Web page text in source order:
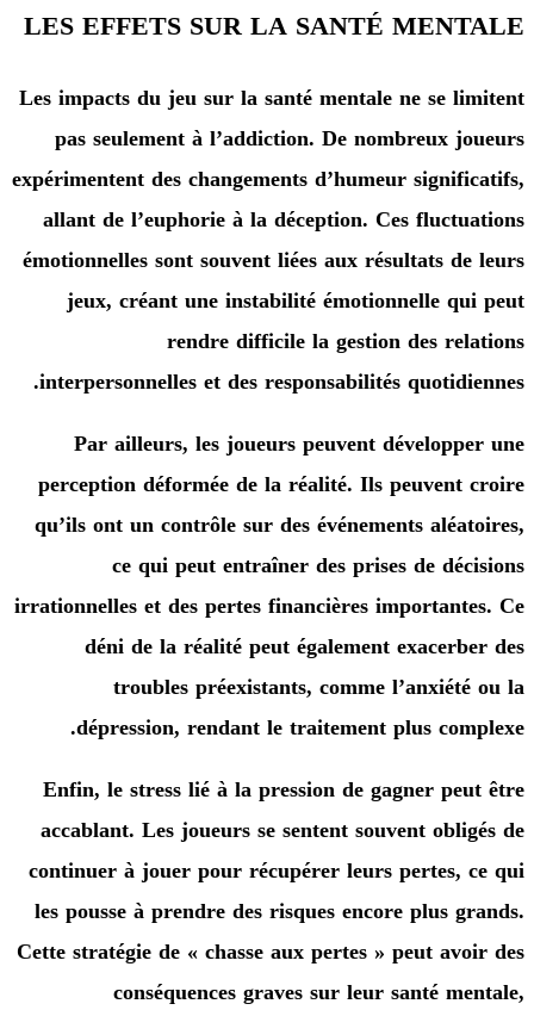
LES EFFETS SUR LA SANTÉ
Les impacts du jeu sur la santé mentale ne se
pas seulement à l’addiction. De nombreux
expérimentent des changements d’humeur
allant de l’euphorie à la déception. Ces
émotionnelles sont souvent liées aux résultats
jeux, créant une instabilité émotionnelle
rendre difficile la gestion des
interpersonnelles et des responsabilités
Par ailleurs, les joueurs peuvent
perception déformée de la réalité. Ils
qu’ils ont un contrôle sur des événements
ce qui peut entraîner des prises de
irrationnelles et des pertes financières
déni de la réalité peut également
troubles préexistants, comme
dépression, rendant le traitement plus
Enfin, le stress lié à la pression de gagner
accablant. Les joueurs se sentent souvent
continuer à jouer pour récupérer leurs
les pousse à prendre des risques encore plus
Cette stratégie de « chasse aux pertes » peut
conséquences graves sur leur santé